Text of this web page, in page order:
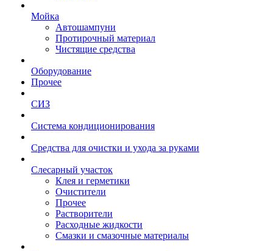
Мойка
Автошампуни
Протирочный материал
Чистящие средства
Оборудование
Прочее
СИЗ
Система кондиционирования
Средства для очистки и ухода за руками
Слесарный участок
Клея и герметики
Очистители
Прочее
Растворители
Расходные жидкости
Смазки и смазочные материалы